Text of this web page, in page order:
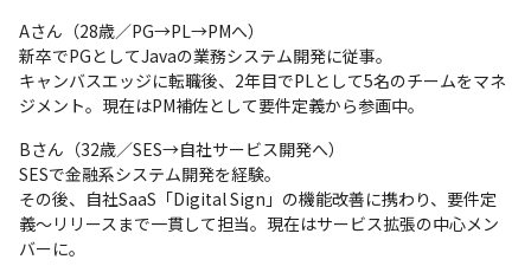
基本設計 ～ 試験
Aさん（28歳／PG→PL→PMへ）
新卒でPGとしてJavaの業務システム開発に従事。
キャンバスエッジに転職後、2年目でPLとして5名のチームをマネ
ジメント。現在はPM補佐として要件定義から参画中。
Bさん（32歳／SES→自社サービス開発へ）
SESで金融系システム開発を経験。
その後、自社SaaS「Digital Sign」の機能改善に携わり、要件定
義〜リリースまで一貫して担当。現在はサービス拡張の中心メン
バーに。